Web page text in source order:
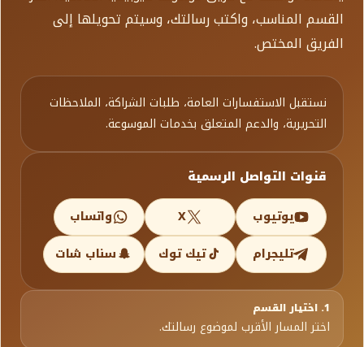
القسم المناسب، واكتب رسالتك، وسيتم تحويلها إلى
الفريق المختص.
نستقبل الاستفسارات العامة، طلبات الشراكة، الملاحظات
التحريرية، والدعم المتعلق بخدمات الموسوعة.
قنوات التواصل الرسمية
يوتيوب
X
واتساب
تليجرام
تيك توك سناب شات
1. اختيار القسم
اختر المسار الأقرب لموضوع رسالتك.